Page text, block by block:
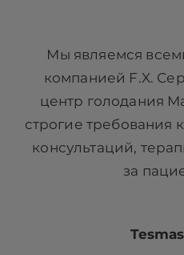
Мы являемся
компанией F.X.
центр голодания
строгие требования
консультаций,
за